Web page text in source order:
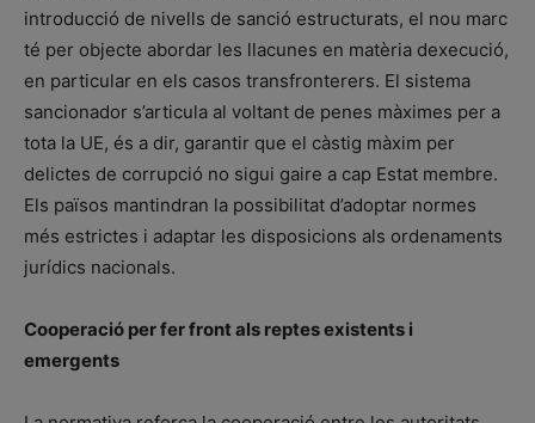
introducció de nivells de sanció estructurats, el nou marc
té per objecte abordar les llacunes en matèria dexecució,
en particular en els casos transfronterers. El sistema
sancionador s’articula al voltant de penes màximes per a
tota la UE, és a dir, garantir que el càstig màxim per
delictes de corrupció no sigui gaire a cap Estat membre.
Els països mantindran la possibilitat d’adoptar normes
més estrictes i adaptar les disposicions als ordenaments
jurídics nacionals.
Cooperació per fer front als reptes existents i
emergents